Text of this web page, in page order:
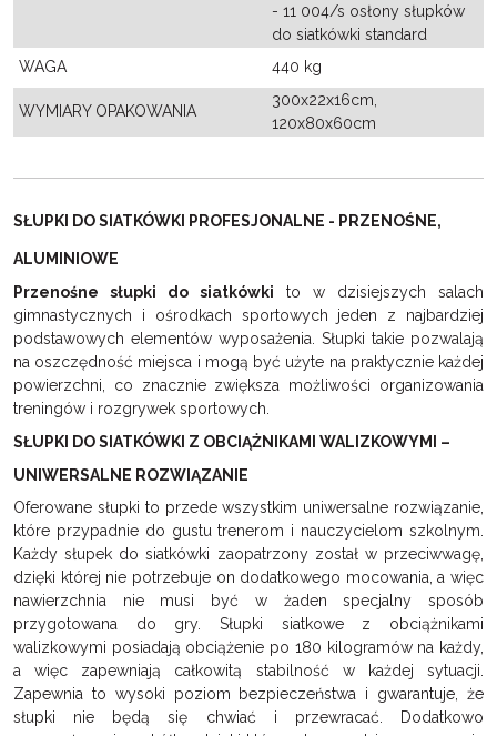
- 11 004/s osłony słupków
do siatkówki standard
WAGA
440 kg
WYMIARY OPAKOWANIA
300x22x16cm,
120x80x60cm
SŁUPKI DO SIATKÓWKI PROFESJONALNE - PRZENOŚNE,
ALUMINIOWE
Przenośne słupki do siatkówki to w dzisiejszych salach
gimnastycznych i ośrodkach sportowych jeden z najbardziej
podstawowych elementów wyposażenia. Słupki takie pozwalają
na oszczędność miejsca i mogą być użyte na praktycznie każdej
powierzchni, co znacznie zwiększa możliwości organizowania
treningów i rozgrywek sportowych.
SŁUPKI DO SIATKÓWKI Z OBCIĄŻNIKAMI WALIZKOWYMI –
UNIWERSALNE ROZWIĄZANIE
Oferowane słupki to przede wszystkim uniwersalne rozwiązanie,
które przypadnie do gustu trenerom i nauczycielom szkolnym.
Każdy słupek do siatkówki zaopatrzony został w przeciwwagę,
dzięki której nie potrzebuje on dodatkowego mocowania, a więc
nawierzchnia nie musi być w żaden specjalny sposób
przygotowana do gry. Słupki siatkowe z obciążnikami
walizkowymi posiadają obciążenie po 180 kilogramów na każdy,
a więc zapewniają całkowitą stabilność w każdej sytuacji.
Zapewnia to wysoki poziom bezpieczeństwa i gwarantuje, że
słupki nie będą się chwiać i przewracać. Dodatkowo